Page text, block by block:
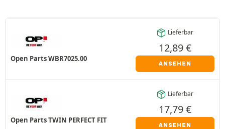
Open Parts WBR7025.00
Lieferbar
12,89€
ANSEHEN
Open Parts TWIN PERFECT FIT
Lieferbar
17,79€
ANSEHEN